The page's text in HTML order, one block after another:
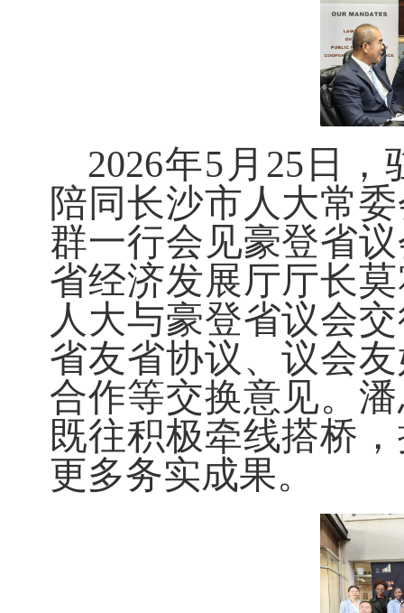
2026年5月25日
陪同长沙市人大常
群一行会见豪登省
省经济发展厅厅长
人大与豪登省议会
省友省协议、议会
合作等交换意见。
既往积极牵线搭桥
更多务实成果。